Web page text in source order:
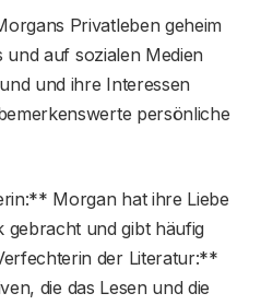
Privatleben geheim
und auf sozialen Medien
und ihre Interessen
persönliche
Morgan hat ihre Liebe
gebracht und gibt häufig
der Literatur:**
die das Lesen und die